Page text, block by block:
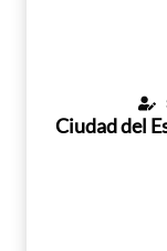
Ciudad del